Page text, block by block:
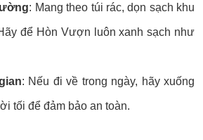
: Mang theo túi rác, dọn sạch khu
để Hòn Vượn luôn xanh sạch như
: Nếu đi về trong ngày, hãy xuống
tối để đảm bảo an toàn.